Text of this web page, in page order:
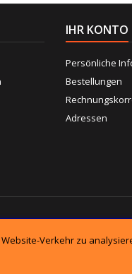
IHR KONTO
Persönliche
Bestellungen
Adressen
Verkehr zu